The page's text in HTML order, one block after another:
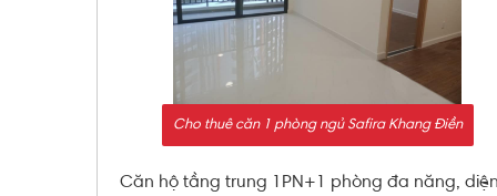
Cho thuê căn 1 phòng ngủ Safira Khang Điền
Căn hộ tầng trung 1PN+1 phòng đa năng, diện